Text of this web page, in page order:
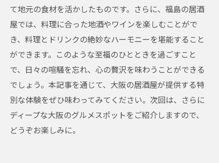
て地元の食材を活かしたものです。さらに、福島の居酒
屋では、料理に合った地酒やワインを楽しむことがで
き、料理とドリンクの絶妙なハーモニーを堪能すること
ができます。このような至福のひとときを過ごすこと
で、日々の喧騒を忘れ、心の贅沢を味わうことができる
でしょう。本記事を通じて、大阪の居酒屋が提供する特
別な体験をぜひ味わってみてください。次回は、さらに
ディープな大阪のグルメスポットをご紹介しますので、
どうぞお楽しみに。